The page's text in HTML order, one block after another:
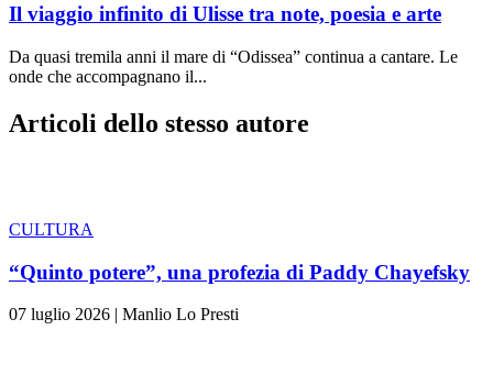
Il viaggio infinito di Ulisse tra note, poesia e arte
Da quasi tremila anni il mare di “Odissea” continua a cantare. Le
onde che accompagnano il...
Articoli dello stesso autore
CULTURA
“Quinto potere”, una profezia di Paddy Chayefsky
07 luglio 2026 | Manlio Lo Presti